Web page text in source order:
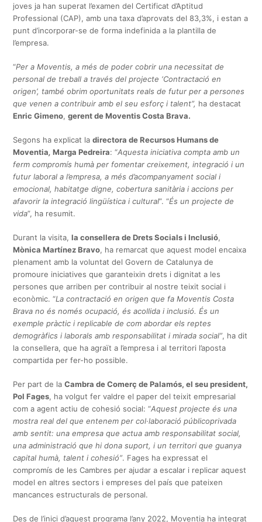
joves ja han superat l’examen del Certificat d’Aptitud
Professional (CAP), amb una taxa d’aprovats del 83,3%, i estan a
punt d’incorporar-se de forma indefinida a la plantilla de
l’empresa.
“Per a Moventis, a més de poder cobrir una necessitat de
personal de treball a través del projecte ‘Contractació en
origen’, també obrim oportunitats reals de futur per a persones
que venen a contribuir amb el seu esforç i talent”, ha destacat
Enric Gimeno,gerent de Moventis Costa Brava.
Segons ha explicat ladirectora de Recursos Humans de
Moventia,Marga Pedreira: “Aquesta iniciativa compta amb un
ferm compromís humà per fomentar creixement, integració i un
futur laboral a l’empresa, a més d’acompanyament social i
emocional, habitatge digne, cobertura sanitària i accions per
afavorir la integració lingüística i cultural”. “És un projecte de
vida”, ha resumit.
Durant la visita,la consellera de Drets Socials i Inclusió,
Mònica Martínez Bravo, ha remarcat que aquest model encaixa
plenament amb la voluntat del Govern de Catalunya de
promoure iniciatives que garanteixin drets i dignitat a les
persones que arriben per contribuir al nostre teixit social i
econòmic. “La contractació en origen que fa Moventis Costa
Brava no és només ocupació, és acollida i inclusió. És un
exemple pràctic i replicable de com abordar els reptes
demogràfics i laborals amb responsabilitat i mirada social”, ha dit
la consellera, que ha agraït a l’empresa i al territori l’aposta
compartida per fer-ho possible.
Per part de laCambra de Comerç de Palamós, el seu president,
Pol Fages, ha volgut fer valdre el paper del teixit empresarial
com a agent actiu de cohesió social: “Aquest projecte és una
mostra real del que entenem per col·laboració públicoprivada
amb sentit: una empresa que actua amb responsabilitat social,
una administració que hi dona suport, i un territori que guanya
capital humà, talent i cohesió”. Fages ha expressat el
compromís de les Cambres per ajudar a escalar i replicar aquest
model en altres sectors i empreses del país que pateixen
mancances estructurals de personal.
Des de l’inici d’aquest programa l’any 2022, Moventia ha integrat